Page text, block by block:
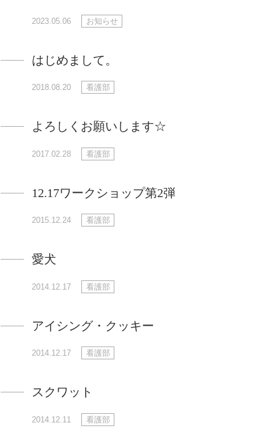
2023.05.06 お知らせ
はじめまして。
2018.08.20 看護部
よろしくお願いします☆
2017.02.28 看護部
12.17ワークショップ第2弾
2015.12.24 看護部
愛犬
2014.12.17 看護部
アイシング・クッキー
2014.12.17 看護部
スクワット
2014.12.11 看護部